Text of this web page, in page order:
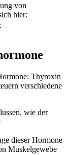
von
hier:
Thyroxin
verschiedene
wie der
dieser Hormone
Muskelgewebe